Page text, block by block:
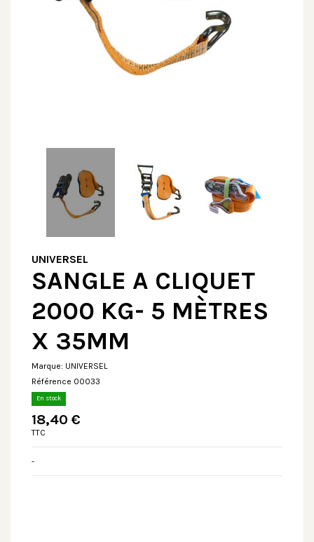
UNIVERSEL
SANGLE A CLIQUET
2000 KG- 5 MÈTRES
X 35MM
Marque: UNIVERSEL
Référence 00033
En stock
18,40 €
TTC
-